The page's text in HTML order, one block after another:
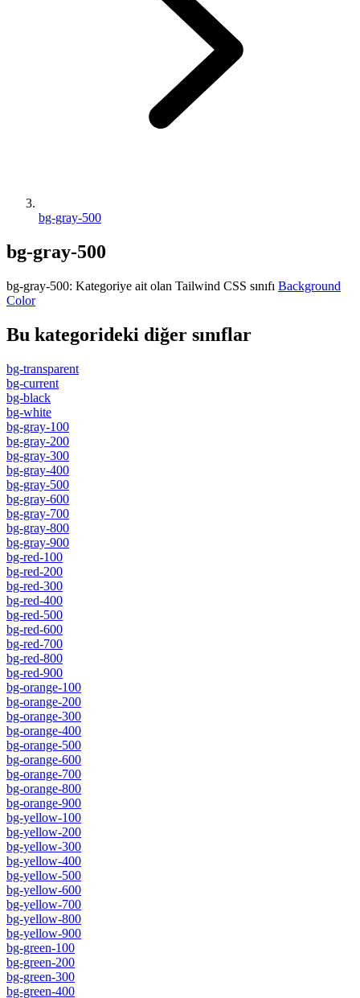
bg-gray-500
bg-gray-500
bg-gray-500: Kategoriye ait olan Tailwind CSS sınıfı Background
Color
Bu kategorideki diğer sınıflar
bg-transparent
bg-current
bg-black
bg-white
bg-gray-100
bg-gray-200
bg-gray-300
bg-gray-400
bg-gray-500
bg-gray-600
bg-gray-700
bg-gray-800
bg-gray-900
bg-red-100
bg-red-200
bg-red-300
bg-red-400
bg-red-500
bg-red-600
bg-red-700
bg-red-800
bg-red-900
bg-orange-100
bg-orange-200
bg-orange-300
bg-orange-400
bg-orange-500
bg-orange-600
bg-orange-700
bg-orange-800
bg-orange-900
bg-yellow-100
bg-yellow-200
bg-yellow-300
bg-yellow-400
bg-yellow-500
bg-yellow-600
bg-yellow-700
bg-yellow-800
bg-yellow-900
bg-green-100
bg-green-200
bg-green-300
bg-green-400